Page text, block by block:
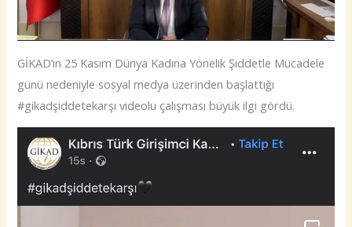
GİKAD’ın 25 Kasım Dünya Kadına Yönelik Şiddetle Mücadele
günü nedeniyle sosyal medya üzerinden başlattığı
#gikadşiddetekarşı videolu çalışması büyük ilgi gördü.